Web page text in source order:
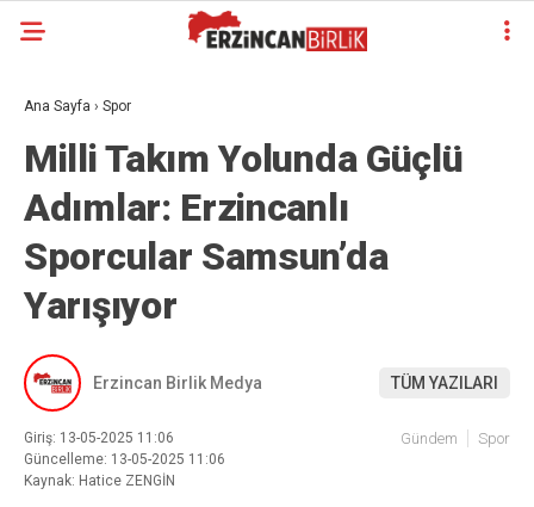
Ana Sayfa › Spor
Milli Takım Yolunda Güçlü
Adımlar: Erzincanlı
Sporcular Samsun’da
Yarışıyor
Erzincan Birlik Medya TÜM YAZILARI
Giriş: 13-05-2025 11:06
Güncelleme: 13-05-2025 11:06
Kaynak: Hatice ZENGİN
Gündem Spor